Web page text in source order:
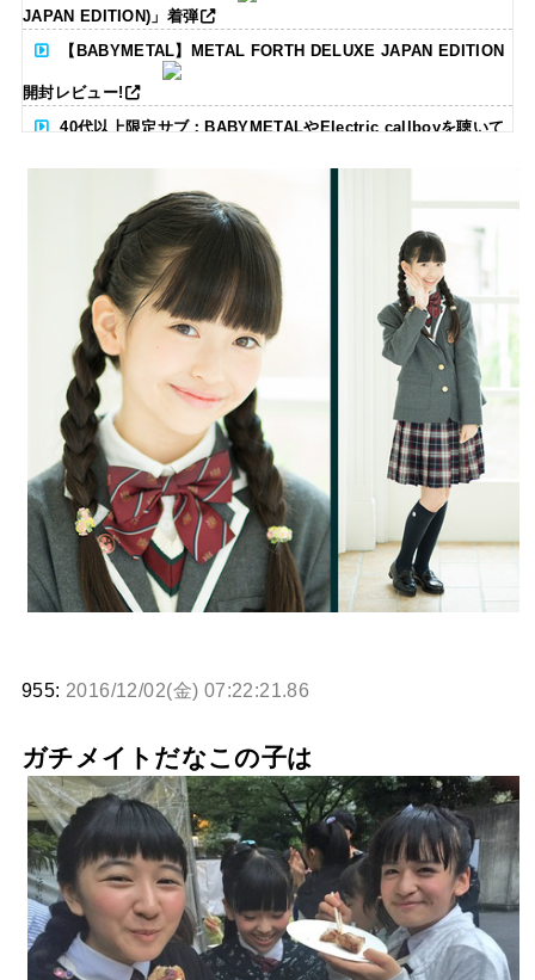
JAPAN EDITION)」着弾
【BABYMETAL】METAL FORTH DELUXE JAPAN EDITION
開封レビュー!
40代以上限定サブ：BABYMETALやElectric callboyを聴いて
る人いる？ 【海外の反応】
BABYMETAL「CANNONBALL外伝」グッズ販売決定
タワーレコード新宿店にてBABYMETALのパネル展が開催中
Powered by livedoor 相互RSS
955: 2016/12/02(金) 07:22:21.86
ガチメイトだなこの子は